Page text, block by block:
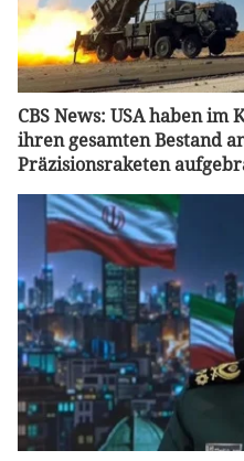
CBS News: USA haben
ihren gesamten Bestand
Präzisionsraketen